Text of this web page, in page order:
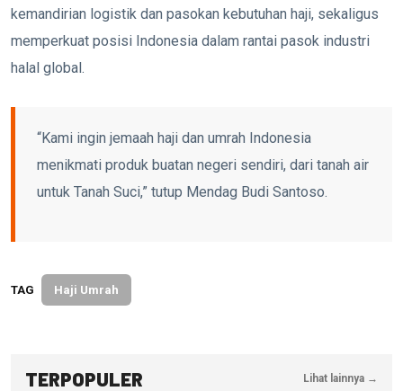
kemandirian logistik dan pasokan kebutuhan haji, sekaligus
memperkuat posisi Indonesia dalam rantai pasok industri
halal global.
“Kami ingin jemaah haji dan umrah Indonesia
menikmati produk buatan negeri sendiri, dari tanah air
untuk Tanah Suci,” tutup Mendag Budi Santoso.
TAG Haji Umrah
TERPOPULER Lihat lainnya →